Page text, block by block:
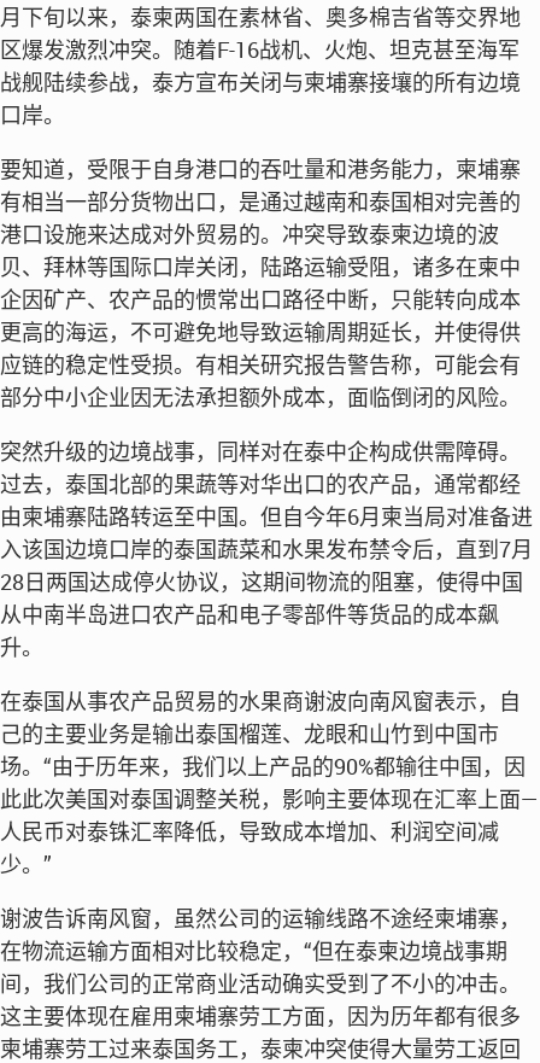
月下旬以来，泰柬两国在素林省、奥多棉吉省等交界地
区爆发激烈冲突。随着F-16战机、火炮、坦克甚至海军
战舰陆续参战，泰方宣布关闭与柬埔寨接壤的所有边境
口岸。
要知道，受限于自身港口的吞吐量和港务能力，柬埔寨
有相当一部分货物出口，是通过越南和泰国相对完善的
港口设施来达成对外贸易的。冲突导致泰柬边境的波
贝、拜林等国际口岸关闭，陆路运输受阻，诸多在柬中
企因矿产、农产品的惯常出口路径中断，只能转向成本
更高的海运，不可避免地导致运输周期延长，并使得供
应链的稳定性受损。有相关研究报告警告称，可能会有
部分中小企业因无法承担额外成本，面临倒闭的风险。
突然升级的边境战事，同样对在泰中企构成供需障碍。
过去，泰国北部的果蔬等对华出口的农产品，通常都经
由柬埔寨陆路转运至中国。但自今年6月柬当局对准备进
入该国边境口岸的泰国蔬菜和水果发布禁令后，直到7月
28日两国达成停火协议，这期间物流的阻塞，使得中国
从中南半岛进口农产品和电子零部件等货品的成本飙
升。
在泰国从事农产品贸易的水果商谢波向南风窗表示，自
己的主要业务是输出泰国榴莲、龙眼和山竹到中国市
场。“由于历年来，我们以上产品的90%都输往中国，因
此此次美国对泰国调整关税，影响主要体现在汇率上面—
人民币对泰铢汇率降低，导致成本增加、利润空间减
少。”
谢波告诉南风窗，虽然公司的运输线路不途经柬埔寨，
在物流运输方面相对比较稳定，“但在泰柬边境战事期
间，我们公司的正常商业活动确实受到了不小的冲击。
这主要体现在雇用柬埔寨劳工方面，因为历年都有很多
柬埔寨劳工过来泰国务工，泰柬冲突使得大量劳工返回